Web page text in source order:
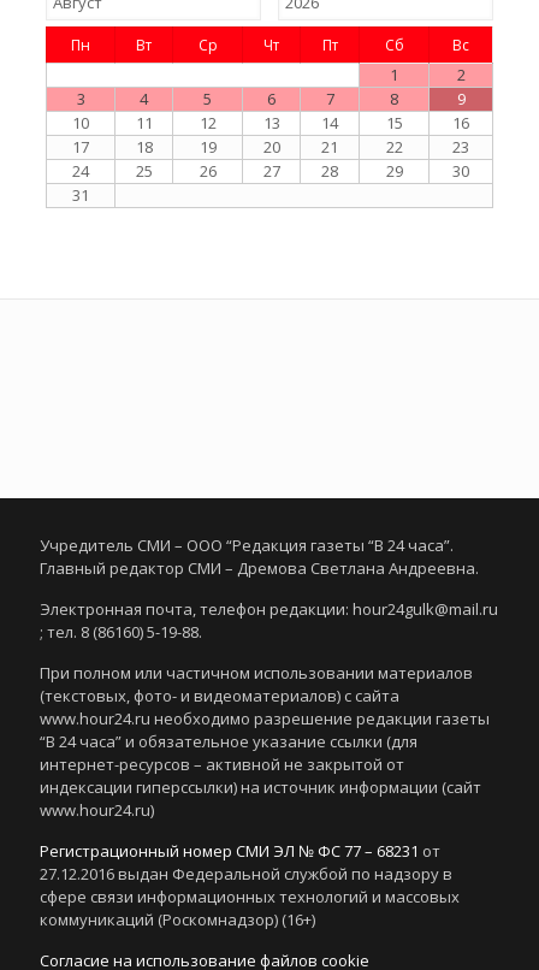
Пн Вт Ср Чт Пт Сб Вс
1
2
3
4 5 6 7 8
9
10
11 12 13 14 15
16
17
18 19 20 21 22
23
24
25 26 27 28 29
30
31
Учредитель СМИ – ООО “Редакция газеты “В 24 часа”.
Главный редактор СМИ – Дремова Светлана Андреевна.
Электронная почта, телефон редакции: hour24gulk@mail.ru
; тел. 8 (86160) 5-19-88.
При полном или частичном использовании материалов
(текстовых, фото- и видеоматериалов) с сайта
www.hour24.ru необходимо разрешение редакции газеты
“В 24 часа” и обязательное указание ссылки (для
интернет-ресурсов – активной не закрытой от
индексации гиперссылки) на источник информации (сайт
www.hour24.ru)
Регистрационный номер СМИ ЭЛ № ФС 77 – 68231 от
27.12.2016 выдан Федеральной службой по надзору в
сфере связи информационных технологий и массовых
коммуникаций (Роскомнадзор) (16+)
Согласие на использование файлов cookie